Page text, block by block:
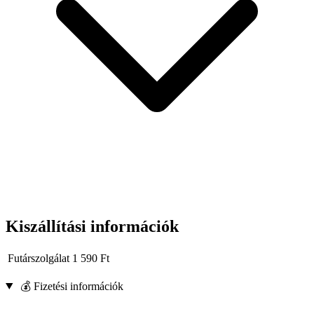
Kiszállítási információk
Futárszolgálat 1 590 Ft
💰 Fizetési információk